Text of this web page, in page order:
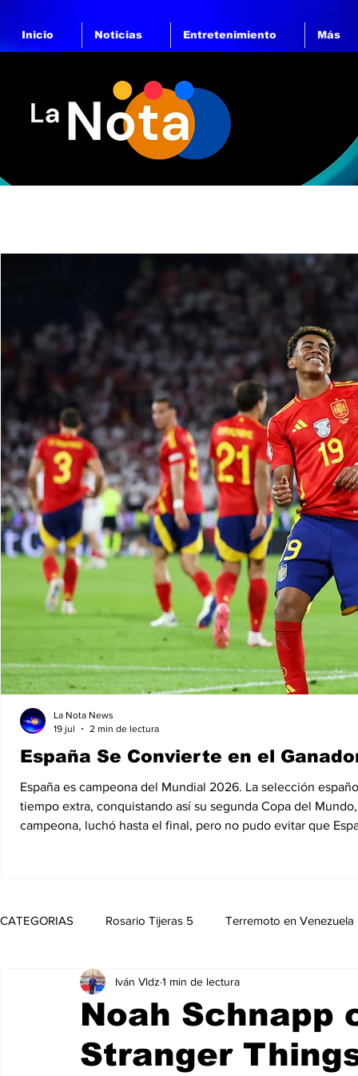
Inicio Noticias Entretenimiento Más
España Se Convierte en el
España es campeona del Mundial 2026. La selección
tiempo extra, conquistando así su segunda Copa del
campeona, luchó hasta el final, pero no pudo evitar que
La Nota News
19 jul
2 min de lectura
CATEGORIAS Rosario Tijeras 5 Terremoto en Venezuela
Trump Regresa a La Casa Blanca Opinión
Entretenimiento MedioAmbiente
Noah Schnapp
Stranger
Iván Vldz 1 min de lectura